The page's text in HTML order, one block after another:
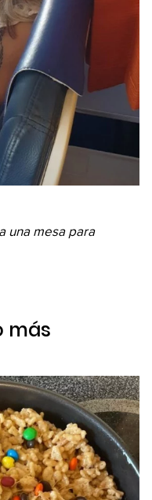
una mesa para
más